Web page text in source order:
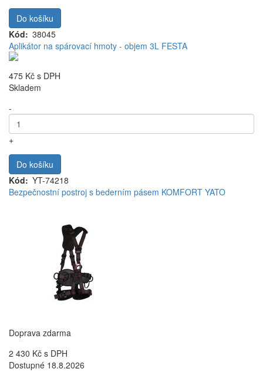
Do košíku
Kód
38045
Aplikátor na spárovací hmoty - objem 3L FESTA
475 Kč s DPH
Skladem
-
+
Do košíku
Kód
YT-74218
Bezpečnostní postroj s bederním pásem KOMFORT YATO
Doprava zdarma
2 430 Kč s DPH
Dostupné 18.8.2026